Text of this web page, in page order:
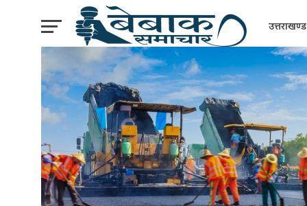
उत्तराखण्ड